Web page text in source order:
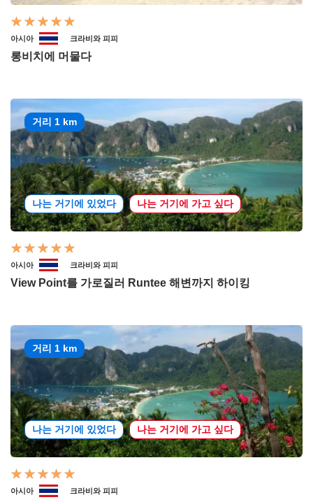
아시아 크라비와 피피
롱비치에 머물다
거리 1 km
나는 거기에 있었다 나는 거기에 가고 싶다
아시아 크라비와 피피
View Point를 가로질러 Runtee 해변까지 하이킹
거리 1 km
나는 거기에 있었다 나는 거기에 가고 싶다
아시아 크라비와 피피